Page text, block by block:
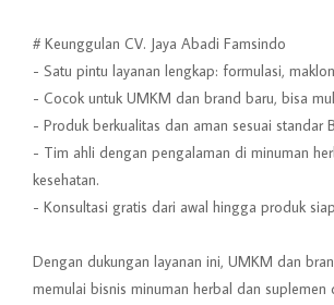
# Keunggulan CV. Jaya Abadi Famsindo
- Satu pintu layanan lengkap: formulasi,
- Cocok untuk UMKM dan brand baru, bisa
- Produk berkualitas dan aman sesuai standar
- Tim ahli dengan pengalaman di minuman
kesehatan.
- Konsultasi gratis dari awal hingga produk
Dengan dukungan layanan ini, UMKM dan
memulai bisnis minuman herbal dan suplemen